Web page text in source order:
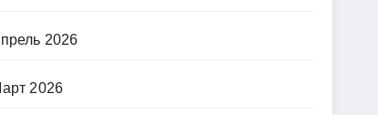
2026
2026